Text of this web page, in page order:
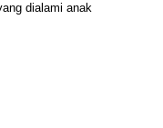
dialami anak